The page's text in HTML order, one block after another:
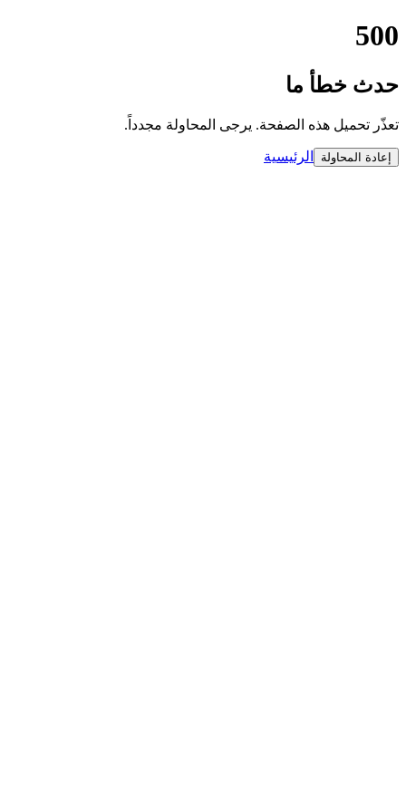
500
حدث خطأ ما
تعذّر تحميل هذه الصفحة. يرجى المحاولة مجدداً.
إعادة المحاولة الرئيسية